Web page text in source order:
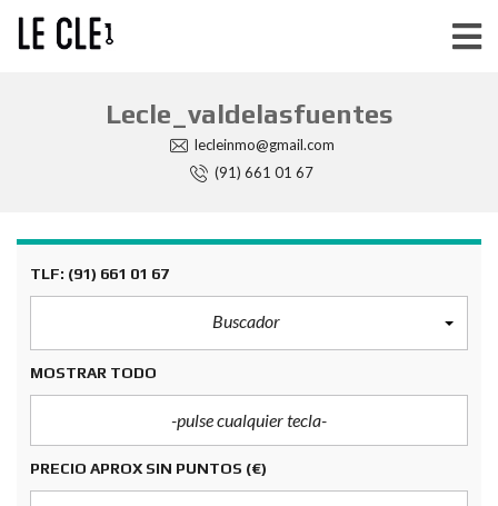
lecle_valdelasfuentes
lecleinmo@gmail.com
(91) 661 01 67
TLF: (91) 661 01 67
Buscador
MOSTRAR TODO
PRECIO APROX SIN PUNTOS (€)